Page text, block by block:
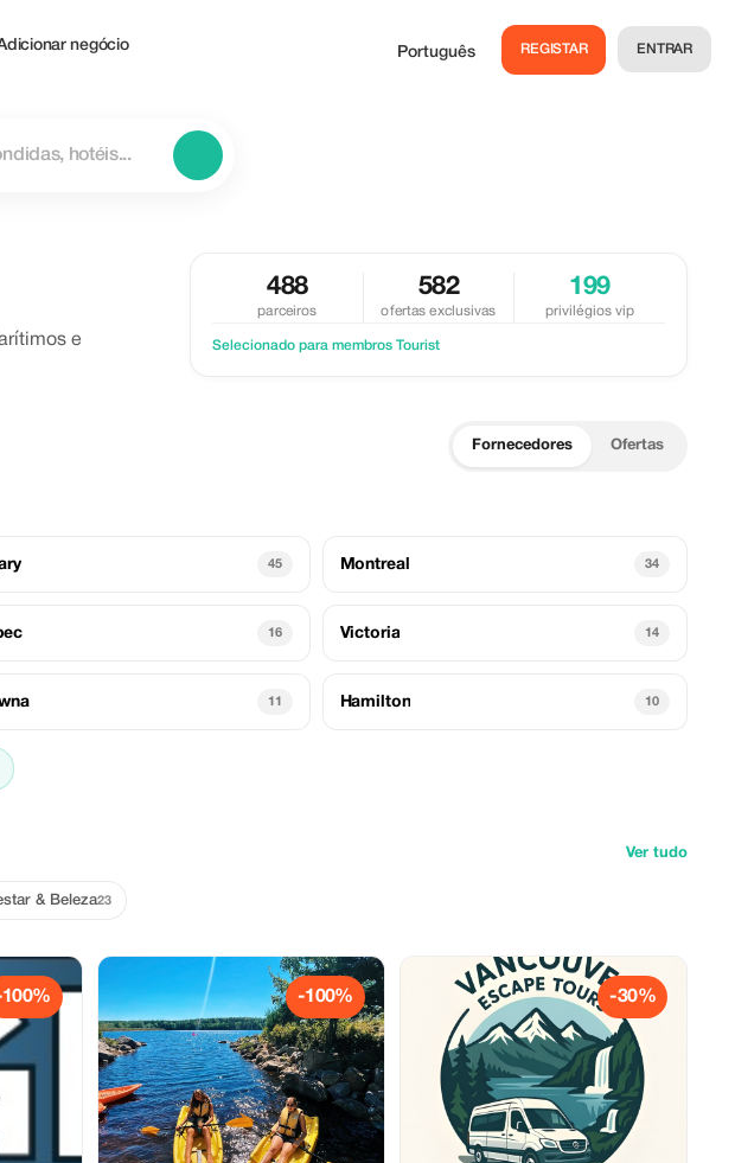
negócio Português REGISTAR ENTRAR
e
488
parceiros
582
ofertas exclusivas
199
privilégios vip
Selecionado para membros Tourist
Fornecedores Ofertas
45 Montreal 34
16 Victoria 14
11 Hamilton 10
Ver tudo
& Beleza23
-100% -30%